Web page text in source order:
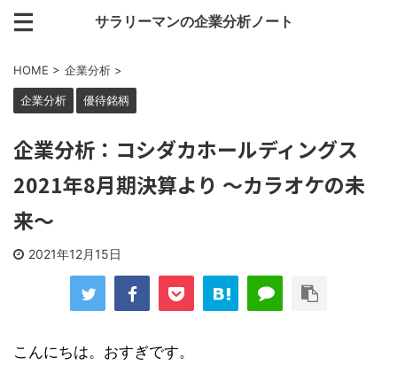
サラリーマンの企業分析ノート
HOME > 企業分析 >
企業分析 優待銘柄
企業分析：コシダカホールディングス
2021年8月期決算より ～カラオケの未
来～
2021年12月15日
こんにちは。おすぎです。